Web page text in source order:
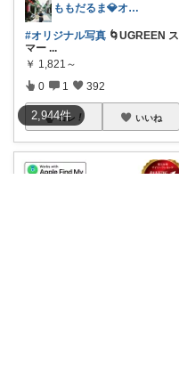
2,944件
ももだるま💎オリ写頑張り中
#オリジナル写真 🌀UGREEN ス
マー ...
￥ 1,821～
0 1 392
コレ いいね